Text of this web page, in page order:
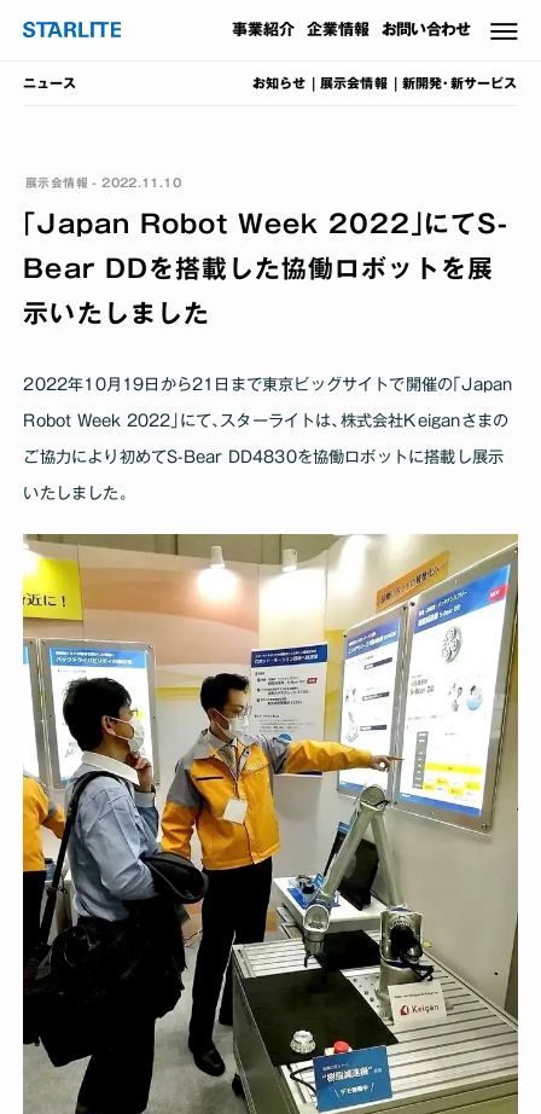
事業紹介 企業情報 お問い合わせ
ニュース お知らせ 展示会情報 新開発･新サービス
展示会情報 - 2022.11.10
｢Japan Robot Week 2022｣にてS-
Bear DDを搭載した協働ロボットを展
示いたしました
2022年10月19日から21日まで東京ビッグサイトで開催の｢Japan
Robot Week 2022｣にて､スターライトは､株式会社Keiganさまの
ご協力により初めてS-Bear DD4830を協働ロボットに搭載し展示
いたしました｡